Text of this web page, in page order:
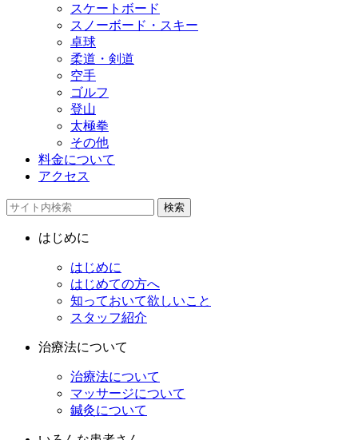
スケートボード
スノーボード・スキー
卓球
柔道・剣道
空手
ゴルフ
登山
太極拳
その他
料金について
アクセス
検索
はじめに
はじめに
はじめての方へ
知っておいて欲しいこと
スタッフ紹介
治療法について
治療法について
マッサージについて
鍼灸について